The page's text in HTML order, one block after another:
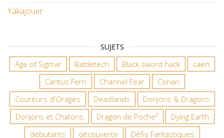
Yakajouer
SUJETS
Age of Sigmar Battletech Black sword hack
caen
Cantus Ferri
Channel Fear
Conan
Coureurs d'Orages
Deadlands
Donjons & Dragons
Donjons et Chatons
Dragon de Poche²
Dying Earth
débutants
découverte Défis Fantastiques